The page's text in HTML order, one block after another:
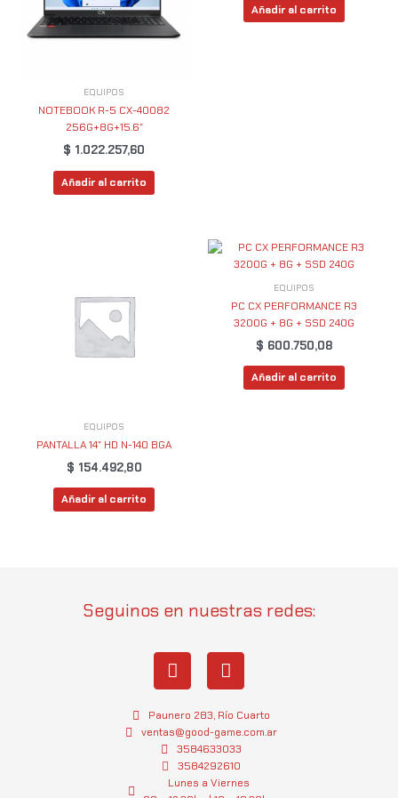
EQUIPOS
NOTEBOOK R-5 CX-40082
256G+8G+15.6″
$ 1.022.257,60
Añadir al carrito
Añadir al carrito
EQUIPOS
PANTALLA 14″ HD N-140 BGA
$ 154.492,80
Añadir al carrito
EQUIPOS
PC CX PERFORMANCE R3
3200G + 8G + SSD 240G
$ 600.750,08
Añadir al carrito
Seguinos en nuestras redes:
I
n
t
a
g
r
a
W
h
t
s
a
p
p
Paunero 283, Río Cuarto
ventas@good-game.com.ar
3584633033
3584292610
Lunes a Viernes